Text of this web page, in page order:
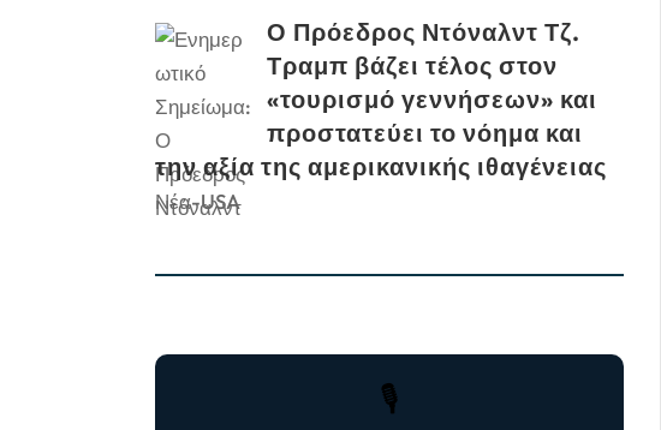
Ο Πρόεδρος Ντόναλντ Τζ.
Τραμπ βάζει τέλος στον
«τουρισμό γεννήσεων» και
προστατεύει το νόημα και
την αξία της αμερικανικής ιθαγένειας
Νέα-USA
🎙